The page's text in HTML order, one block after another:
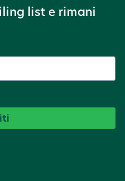
list e rimani